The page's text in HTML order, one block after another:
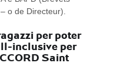
o de Directeur).
per poter
inclusive per
Saint